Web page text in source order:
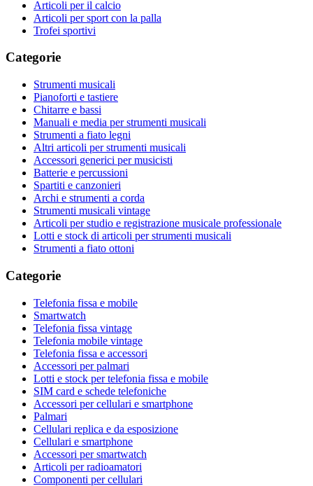
Articoli per il calcio
Articoli per sport con la palla
Trofei sportivi
Categorie
Strumenti musicali
Pianoforti e tastiere
Chitarre e bassi
Manuali e media per strumenti musicali
Strumenti a fiato legni
Altri articoli per strumenti musicali
Accessori generici per musicisti
Batterie e percussioni
Spartiti e canzonieri
Archi e strumenti a corda
Strumenti musicali vintage
Articoli per studio e registrazione musicale professionale
Lotti e stock di articoli per strumenti musicali
Strumenti a fiato ottoni
Categorie
Telefonia fissa e mobile
Smartwatch
Telefonia fissa vintage
Telefonia mobile vintage
Telefonia fissa e accessori
Accessori per palmari
Lotti e stock per telefonia fissa e mobile
SIM card e schede telefoniche
Accessori per cellulari e smartphone
Palmari
Cellulari replica e da esposizione
Cellulari e smartphone
Accessori per smartwatch
Articoli per radioamatori
Componenti per cellulari